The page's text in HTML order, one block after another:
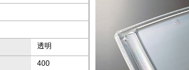
透明
400